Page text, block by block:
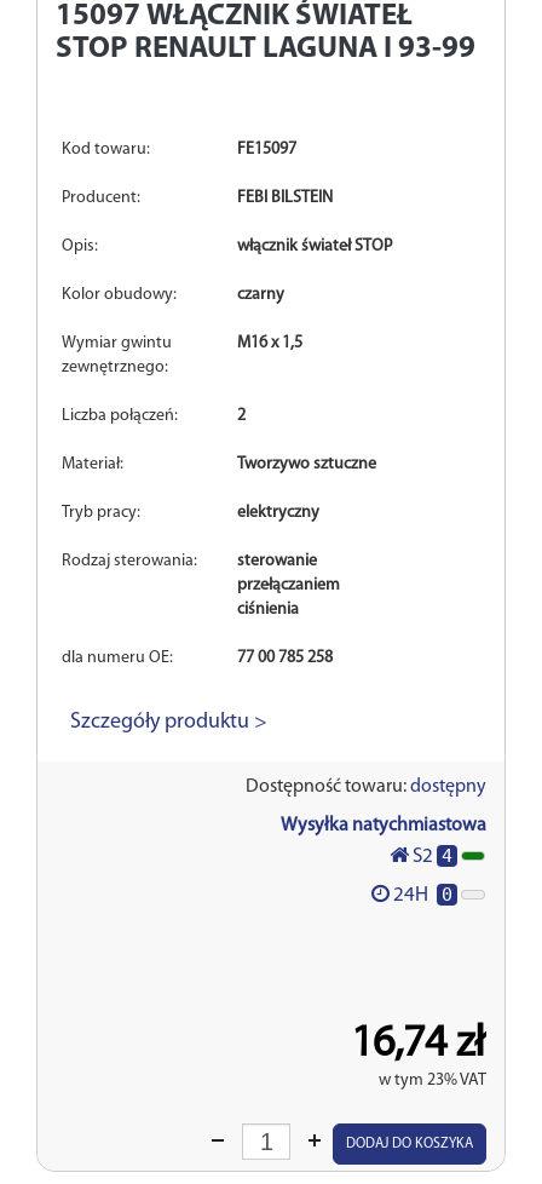
15097 WŁĄCZNIK ŚWIATEŁ
STOP RENAULT LAGUNA I 93-99
Kod towaru: FE15097
Producent: FEBI BILSTEIN
Opis: włącznik świateł STOP
Kolor obudowy: czarny
Wymiar gwintu
zewnętrznego:
M16 x 1,5
Liczba połączeń: 2
Materiał: Tworzywo sztuczne
Tryb pracy: elektryczny
Rodzaj sterowania:
sterowanie
przełączaniem
ciśnienia
dla numeru OE: 77 00 785 258
Szczegóły produktu >
Dostępność towaru:dostępny
Wysyłka natychmiastowa
S2 4
24H 0
16,74 zł
w tym 23% VAT
Wprowadź
DODAJ DO KOSZYKA